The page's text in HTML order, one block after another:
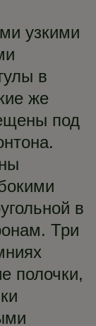
узкими
в
же
под
в
Три
полочки,